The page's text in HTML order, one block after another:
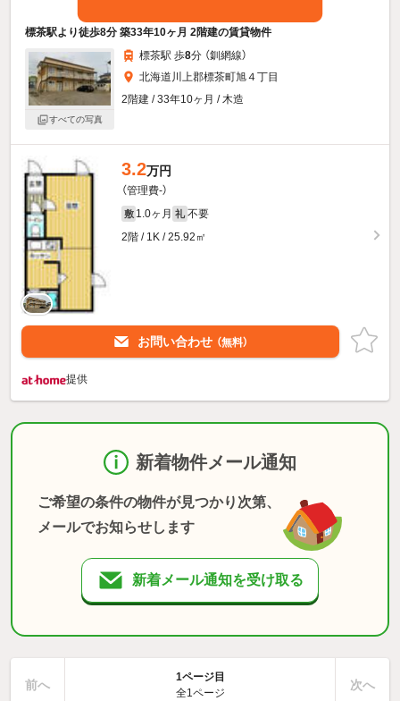
標茶駅より徒歩8分 築33年10ヶ月 2階建の賃貸物件
すべての写真
標茶駅 歩8分 （釧網線）
北海道川上郡標茶町旭４丁目
2階建 / 33年10ヶ月 / 木造
3.2万円
（管理費-）
敷 1.0ヶ月 礼 不要
2階 / 1K / 25.92㎡
お問い合わせ （無料）
提供
新着物件メール通知
ご希望の条件の物件が見つかり次第、
メールでお知らせします
新着メール通知を受け取る
前へ
1ページ目
全1ページ
次へ